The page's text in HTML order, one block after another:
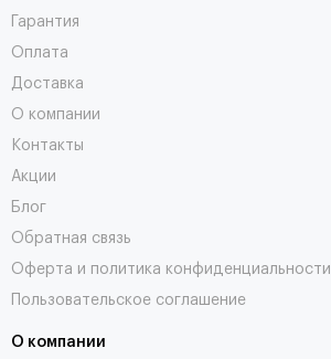
Гарантия
Оплата
Доставка
О компании
Контакты
Акции
Блог
Обратная связь
Оферта и политика конфиденциальности
Пользовательское соглашение
О компании